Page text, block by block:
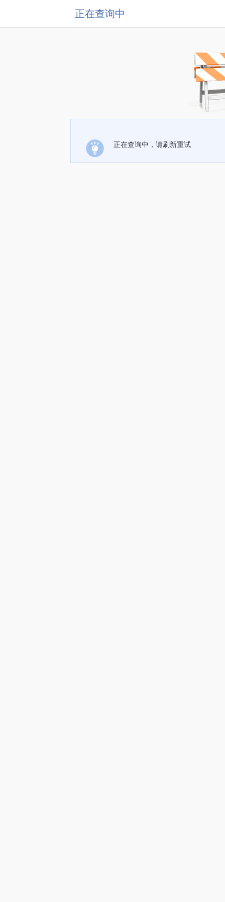
正在查询中
正在查询中，请刷新重试